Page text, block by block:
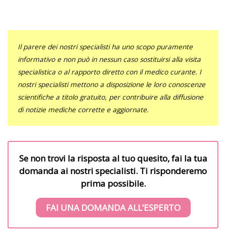
Il parere dei nostri specialisti ha uno scopo puramente
informativo e non può in nessun caso sostituirsi alla visita
specialistica o al rapporto diretto con il medico curante. I
nostri specialisti mettono a disposizione le loro conoscenze
scientifiche a titolo gratuito, per contribuire alla diffusione
di notizie mediche corrette e aggiornate.
Se non trovi la risposta al tuo quesito, fai la tua
domanda ai nostri specialisti. Ti risponderemo
prima possibile.
FAI UNA DOMANDA ALL’ESPERTO